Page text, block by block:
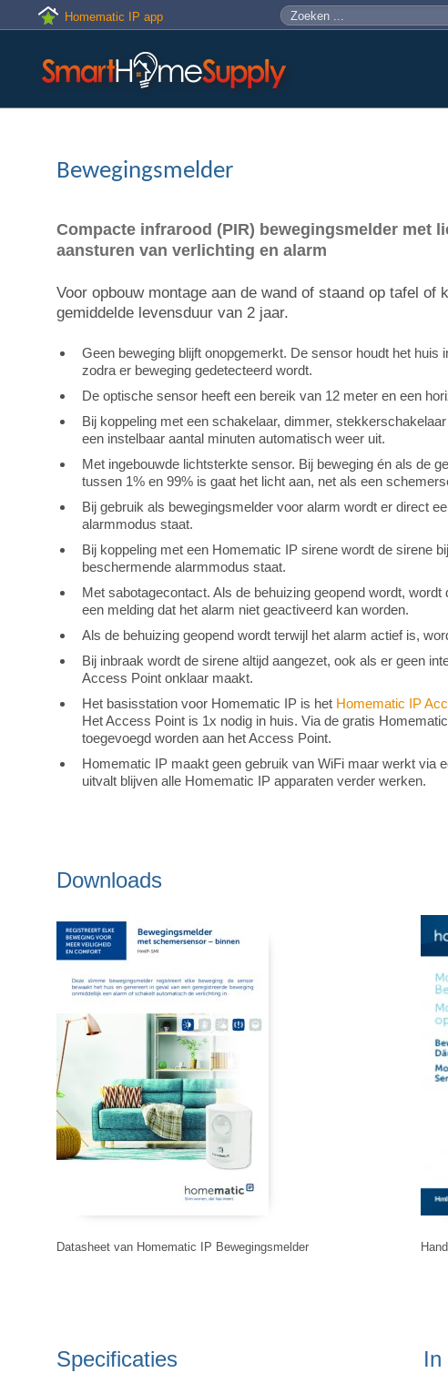
Skip to main content
Homematic IP app Zoekveld
Zoeken
Bewegingsmelder
Compacte infrarood (PIR) bewegingsmelder met
aansturen van verlichting en alarm
Voor opbouw montage aan de wand of staand op tafel
gemiddelde levensduur van 2 jaar.
Geen beweging blijft onopgemerkt. De sensor houdt het
zodra er beweging gedetecteerd wordt.
De optische sensor heeft een bereik van 12 meter en een
Bij koppeling met een schakelaar, dimmer,
een instelbaar aantal minuten automatisch weer uit.
Met ingebouwde lichtsterkte sensor. Bij beweging én als de
tussen 1% en 99% is gaat het licht aan, net als een
Bij gebruik als bewegingsmelder voor alarm wordt er direct
alarmmodus staat.
Bij koppeling met een Homematic IP sirene wordt de sirene
beschermende alarmmodus staat.
Met sabotagecontact. Als de behuizing geopend wordt,
een melding dat het alarm niet geactiveerd kan worden.
Als de behuizing geopend wordt terwijl het alarm actief is,
Bij inbraak wordt de sirene altijd aangezet, ook als er geen
Access Point onklaar maakt.
Het basisstation voor Homematic IP is het Homematic IP
Het Access Point is 1x nodig in huis. Via de gratis
toegevoegd worden aan het Access Point.
Homematic IP maakt geen gebruik van WiFi maar werkt via
uitvalt blijven alle Homematic IP apparaten verder werken.
Downloads
Datasheet van Homematic IP Bewegingsmelder
Specificaties In